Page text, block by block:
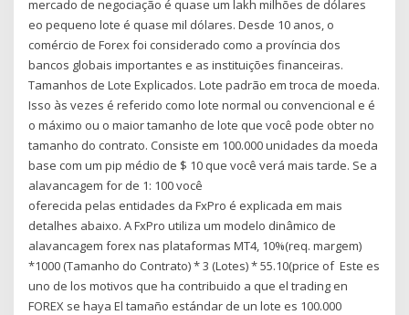
mercado de negociação é quase um lakh milhões de dólares
eo pequeno lote é quase mil dólares. Desde 10 anos, o
comércio de Forex foi considerado como a província dos
bancos globais importantes e as instituições financeiras.
Tamanhos de Lote Explicados. Lote padrão em troca de moeda.
Isso às vezes é referido como lote normal ou convencional e é
o máximo ou o maior tamanho de lote que você pode obter no
tamanho do contrato. Consiste em 100.000 unidades da moeda
base com um pip médio de $ 10 que você verá mais tarde. Se a
alavancagem for de 1: 100 você
oferecida pelas entidades da FxPro é explicada em mais
detalhes abaixo. A FxPro utiliza um modelo dinâmico de
alavancagem forex nas plataformas MT4, 10%(req. margem)
*1000 (Tamanho do Contrato) * 3 (Lotes) * 55.10(price of Este es
uno de los motivos que ha contribuido a que el trading en
FOREX se haya El tamaño estándar de un lote es 100.000